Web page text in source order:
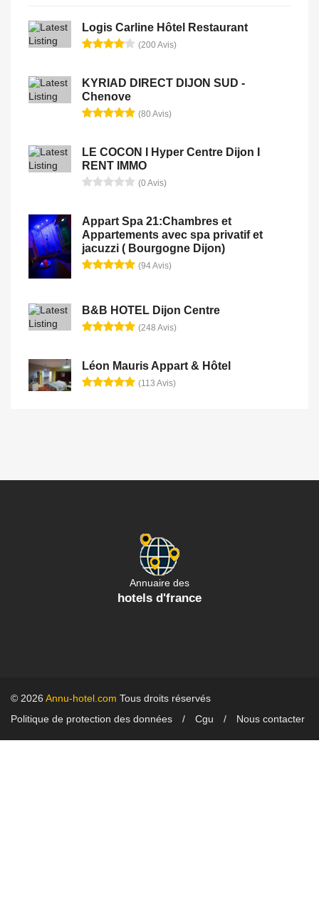
Logis Carline Hôtel Restaurant
(200 Avis)
KYRIAD DIRECT DIJON SUD -
Chenove
(80 Avis)
LE COCON I Hyper Centre Dijon I
RENT IMMO
(0 Avis)
Appart Spa 21:Chambres et
Appartements avec spa privatif et
jacuzzi ( Bourgogne Dijon)
(94 Avis)
B&B HOTEL Dijon Centre
(248 Avis)
Léon Mauris Appart & Hôtel
(113 Avis)
Annuaire des
hotels d'france
© 2026 Annu-hotel.com Tous droits réservés
Politique de protection des données
Cgu Nous contacter